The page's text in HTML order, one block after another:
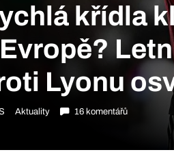
křídla
Lyonu
Aktuality 16 komentářů